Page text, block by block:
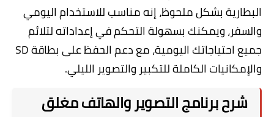
البطارية بشكل ملحوظ، إنه مناسب للاستخدام اليومي
والسفر، ويمكنك بسهولة التحكم في إعداداته لتلائم
جميع احتياجاتك اليومية، مع دعم الحفظ على بطاقة SD
والإمكانيات الكاملة للتكبير والتصوير الليلي.
شرح برنامج التصوير والهاتف مغلق